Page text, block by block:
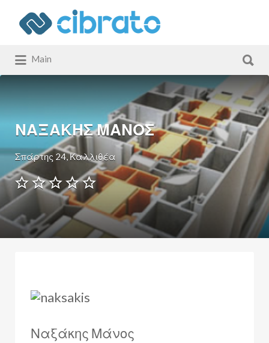
Αναζήτηση
για:
Main
για:
ΝΑΞΑΚΗΣ ΜΑΝΟΣ
Σπάρτης 24, Καλλιθέα
Ναξάκης Μάνος